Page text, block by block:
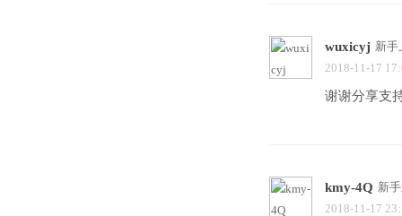
wuxicyj 新手
2018-11-17
谢谢分享支
kmy-4Q 新
2018-11-17